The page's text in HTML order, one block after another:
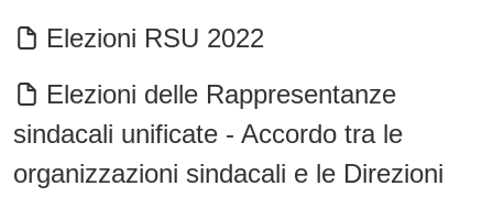
Elezioni RSU 2022
Elezioni delle Rappresentanze
sindacali unificate - Accordo tra le
organizzazioni sindacali e le Direzioni